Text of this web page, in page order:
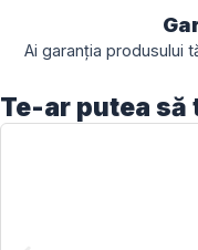
Ai garanția produsului
Te-ar putea să